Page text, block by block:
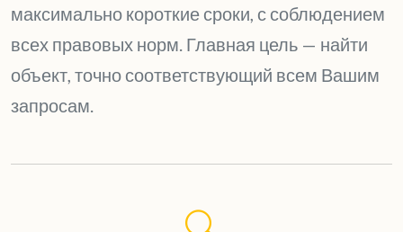
максимально короткие сроки, с соблюдением
всех правовых норм. Главная цель — найти
объект, точно соответствующий всем Вашим
запросам.